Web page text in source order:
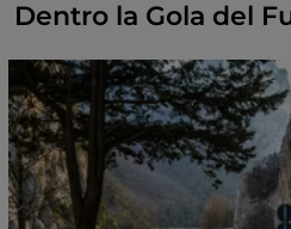
Nelle giornate limpide, lo
passaggio dei rapaci in
Se avete tempo, potete
lungo uno dei sentieri che
discesa è breve ma richiede
tratti: affrontatela con
Dentro la Gola del